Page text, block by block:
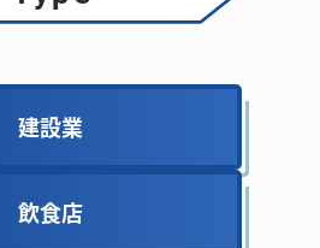
建設業
建設業
飲食店
飲食店